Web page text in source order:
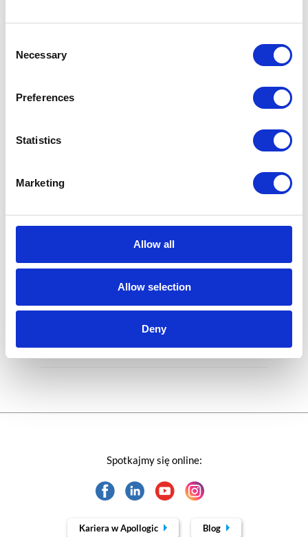
Selection
Necessary
Preferences
Statistics
Marketing
Allow all
Allow selection
Deny
Inicjatywy pracowników
Low-code&no-code
Porady karierowe
Rozwiązania Microsoft
Webinar
Spotkajmy się online:
Kariera w Apollogic Blog